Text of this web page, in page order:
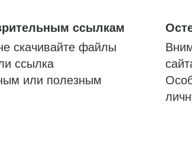
ссылкам
скачивайте файлы
ссылка
или полезным